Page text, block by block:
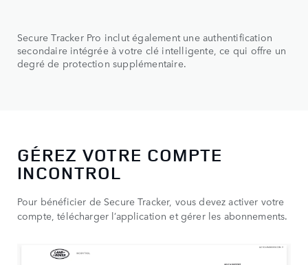
Secure Tracker Pro inclut également une authentification
secondaire intégrée à votre clé intelligente, ce qui offre un
degré de protection supplémentaire.
GÉREZ VOTRE COMPTE
INCONTROL
Pour bénéficier de Secure Tracker, vous devez activer votre
compte, télécharger l’application et gérer les abonnements.